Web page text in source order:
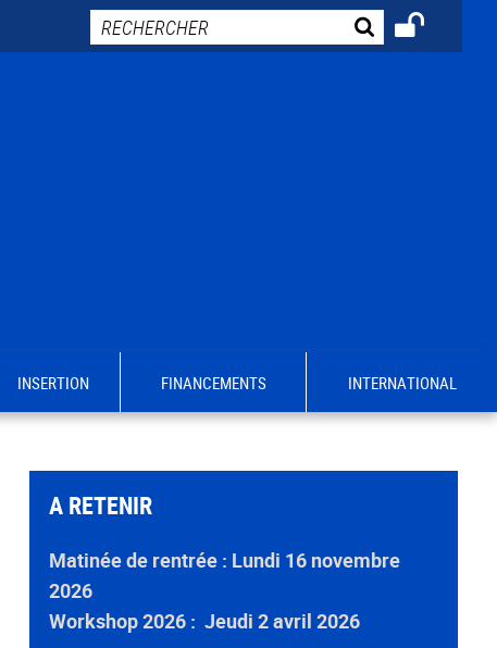
INSERTION FINANCEMENTS INTERNATIONAL
A RETENIR
Matinée de rentrée : Lundi 16 novembre
2026
Workshop 2026 : Jeudi 2 avril 2026